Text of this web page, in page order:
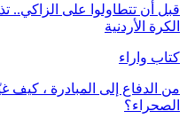
قبل أن تتطاولوا على
الكرة الأردنية
كتاب واراء
من الدفاع إلى المبادرة ،
الصحراء؟